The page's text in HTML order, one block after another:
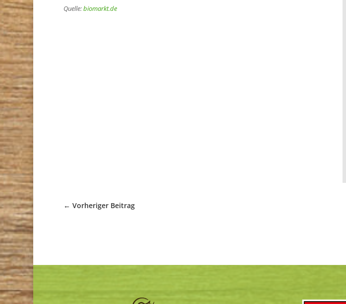
Quelle:biomarkt.de
← Vorheriger Beitrag